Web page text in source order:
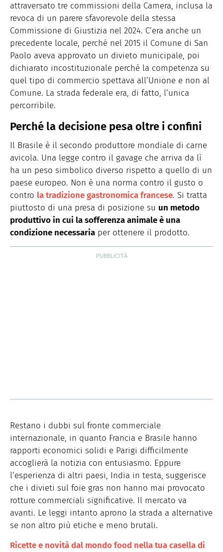
attraversato tre commissioni della Camera, inclusa la
revoca di un parere sfavorevole della stessa
Commissione di Giustizia nel 2024. C’era anche un
precedente locale, perché nel 2015 il Comune di San
Paolo aveva approvato un divieto municipale, poi
dichiarato incostituzionale perché la competenza su
quel tipo di commercio spettava all’Unione e non al
Comune. La strada federale era, di fatto, l’unica
percorribile.
Perché la decisione pesa oltre i confini
Il Brasile è il secondo produttore mondiale di carne
avicola. Una legge contro il gavage che arriva da lì
ha un peso simbolico diverso rispetto a quello di un
paese europeo. Non è una norma contro il gusto o
contro la tradizione gastronomica francese. Si tratta
piuttosto di una presa di posizione su un metodo
produttivo in cui la sofferenza animale è una
condizione necessaria per ottenere il prodotto.
Restano i dubbi sul fronte commerciale
internazionale, in quanto Francia e Brasile hanno
rapporti economici solidi e Parigi difficilmente
accoglierà la notizia con entusiasmo. Eppure
l’esperienza di altri paesi, India in testa, suggerisce
che i divieti sul foie gras non hanno mai provocato
rotture commerciali significative. Il mercato va
avanti. Le leggi intanto aprono la strada a alternative
se non altro più etiche e meno brutali.
Ricette e novità dal mondo food nella tua casella di